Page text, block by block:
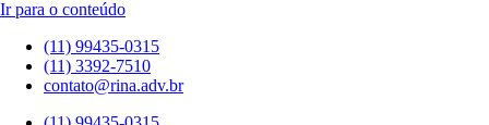
Ir para o conteúdo
(11) 99435-0315
(11) 3392-7510
contato@rina.adv.br